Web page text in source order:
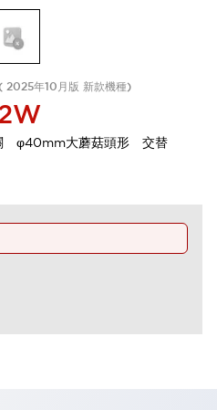
2025年10月版 新款機種)
φ40mm大蘑菇頭形 交替